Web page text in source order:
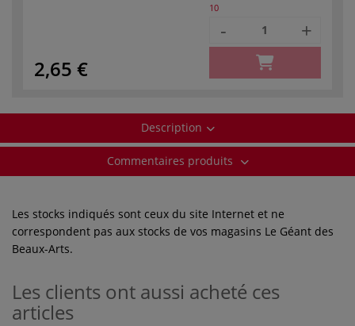
2,65 €
10
- +
Description
Commentaires produits
Les stocks indiqués sont ceux du site Internet et ne
correspondent pas aux stocks de vos magasins Le Géant des
Beaux-Arts.
Les clients ont aussi acheté ces
articles